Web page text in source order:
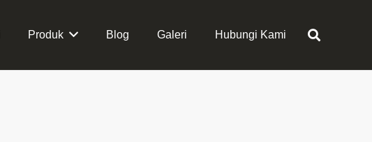
Produk Blog Galeri Hubungi Kami